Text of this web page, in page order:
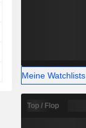
Meine Watchlists
Top / Flop